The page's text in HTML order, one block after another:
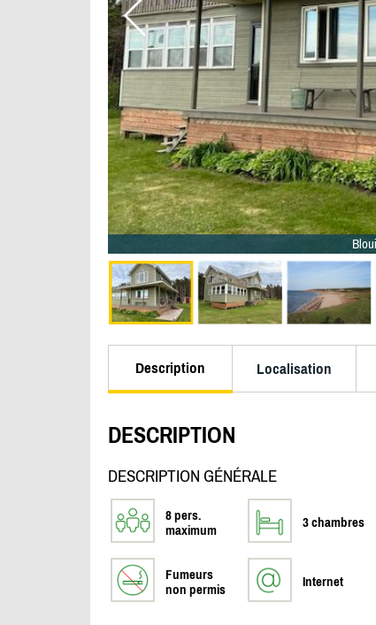
Description Localisation
DESCRIPTION
DESCRIPTION GÉNÉRALE
8 pers.
maximum
3 chambres
Fumeurs
non permis
Internet